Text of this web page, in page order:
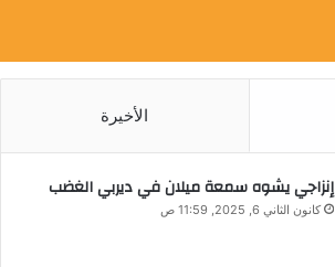
الأخيرة
إنزاجي يشوه سمعة ميلان في ديربي الغضب
كانون الثاني 6, 2025, 11:59 ص